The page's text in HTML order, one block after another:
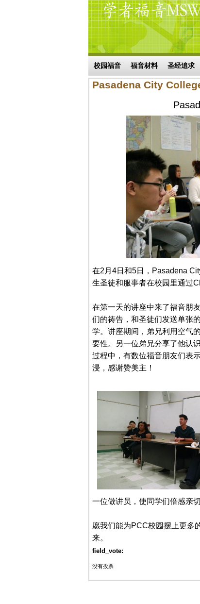
搜索表单
校园福音 福音材料 圣经追求
Pasadena City
在2月4日和5日，Pasadena
生圣徒和服事者在校园里通过
在第一天的讲座中来了福音朋
们的祷告，和圣徒们发送单张
学。讲座期间，弟兄利用空气
要性。另一位弟兄分享了他认
过程中，有数位福音朋友们表
浸，感谢赞美主！
一位做讲员，使同学们倍感亲
愿我们能为PCC校园摆上更多
来。
field_vote:
没有投票